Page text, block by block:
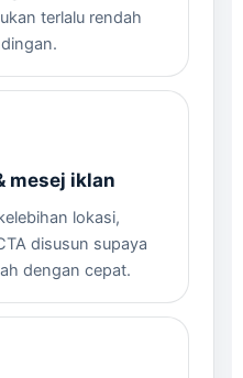
terlalu rendah
mesej iklan
lokasi,
disusun supaya
dengan cepat.